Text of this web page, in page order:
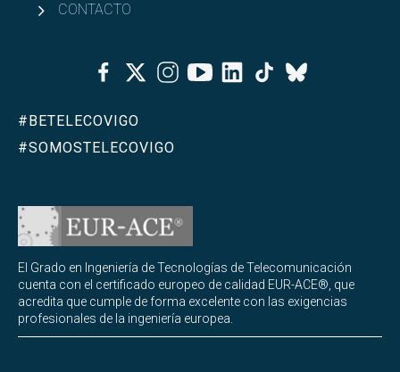
CONTACTO
FacebookTwitterInstagramYoutubeLinkedinTiktok
Bluesky
#BETELECOVIGO
#SOMOSTELECOVIGO
El Grado en Ingeniería de Tecnologías de Telecomunicación
cuenta con el certificado europeo de calidad EUR-ACE®, que
acredita que cumple de forma excelente con las exigencias
profesionales de la ingeniería europea.